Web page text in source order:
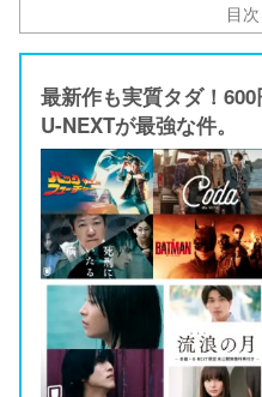
目
最新作も実質タダ！
U-NEXTが最強な件。